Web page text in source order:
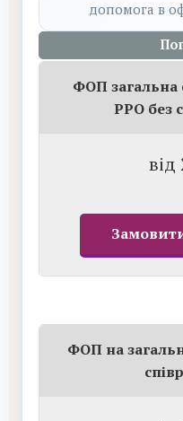
допомога в
ФОП загальна
РРО без
від
ФОП на